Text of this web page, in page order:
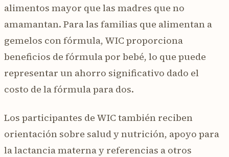
alimentos mayor que las madres que no
amamantan. Para las familias que alimentan a
gemelos con fórmula, WIC proporciona
beneficios de fórmula por bebé, lo que puede
representar un ahorro significativo dado el
costo de la fórmula para dos.
Los participantes de WIC también reciben
orientación sobre salud y nutrición, apoyo para
la lactancia materna y referencias a otros